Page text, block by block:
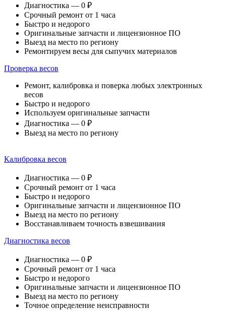
Диагностика — 0 ₽
Срочный ремонт от 1 часа
Быстро и недорого
Оригинальные запчасти и лицензионное ПО
Выезд на место по региону
Ремонтируем весы для сыпучих материалов
Проверка весов
Ремонт, калибровка и поверка любых электронных
весов
Быстро и недорого
Используем оригинальные запчасти
Диагностика — 0 ₽
Выезд на место по региону
Калибровка весов
Диагностика — 0 ₽
Срочный ремонт от 1 часа
Быстро и недорого
Оригинальные запчасти и лицензионное ПО
Выезд на место по региону
Восстанавливаем точность взвешивания
Диагностика весов
Диагностика — 0 ₽
Срочный ремонт от 1 часа
Быстро и недорого
Оригинальные запчасти и лицензионное ПО
Выезд на место по региону
Точное определение неисправности